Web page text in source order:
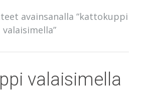
avainsanalla “kattokuppi
valaisimella”
valaisimella